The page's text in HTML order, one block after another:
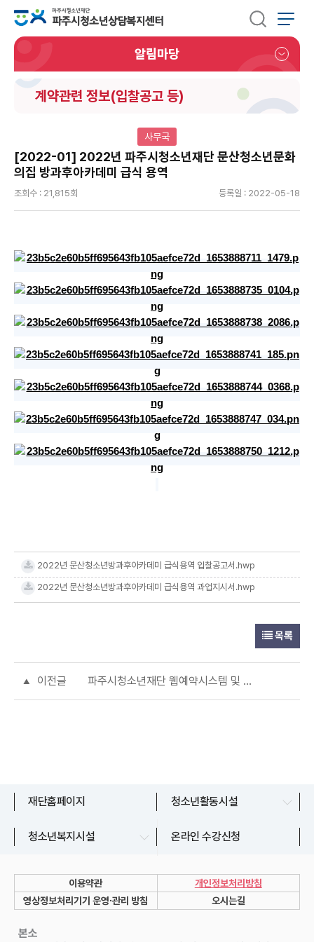
알림마당
계약관련 정보(입찰공고 등)
사무국
[2022-01] 2022년 파주시청소년재단 문산청소년문화
의집 방과후아카데미 급식 용역
조회수 : 21,815회 등록일 : 2022-05-18
2022년 문산청소년방과후아카데미 급식용역 입찰공고서.hwp
2022년 문산청소년방과후아카데미 급식용역 과업지시서.hwp
목록
이전글 파주시청소년재단 웹예약시스템 및 자동화시스템 구매 설치(긴급공고)
재단홈페이지 청소년활동시설
문산청소년센터
쉼표 1~7호점
청소년복지시설
파주시청소년상담복지센터 온라인 수강신청
이용약관
개인정보처리방침
영상정보처리기기 운영∙관리 방침
오시는길
본소